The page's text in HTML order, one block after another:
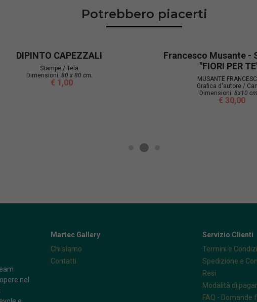
Potrebbero piacerti
DIPINTO CAPEZZALI
Stampe / Tela
Dimensioni: 80 x 80 cm.
€ 1,00
Francesco Musante -
"FIORI PER
MUSANTE
Grafica d'autore /
Dimensioni: 8x10
€ 30,00
nel
Martec Gallery
Chi siamo
Contatti
Servizio Clienti
Termini e
Spedizione e
Resi
Modalità di
FAQ - Domande